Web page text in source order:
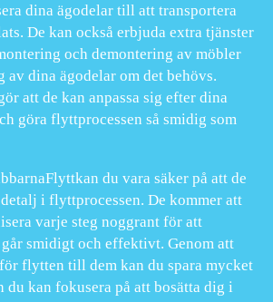
dina ägodelar till att transportera
De kan också erbjuda extra tjänster
och demontering av möbler
av dina ägodelar om det behövs.
att de kan anpassa sig efter dina
göra flyttprocessen så smidig som
du vara säker på att de
i flyttprocessen. De kommer att
varje steg noggrant för att
smidigt och effektivt. Genom att
flytten till dem kan du spara mycket
du kan fokusera på att bosätta dig i